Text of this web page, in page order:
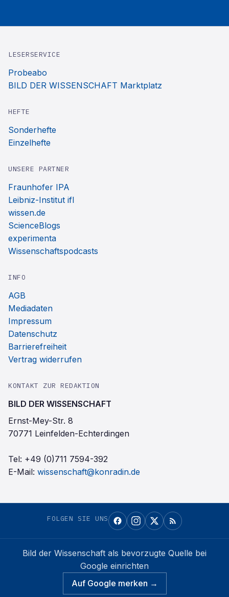
LESERSERVICE
Probeabo
BILD DER WISSENSCHAFT Marktplatz
HEFTE
Sonderhefte
Einzelhefte
UNSERE PARTNER
Fraunhofer IPA
Leibniz-Institut ifl
wissen.de
ScienceBlogs
experimenta
Wissenschaftspodcasts
INFO
AGB
Mediadaten
Impressum
Datenschutz
Barrierefreiheit
Vertrag widerrufen
KONTAKT ZUR REDAKTION
BILD DER WISSENSCHAFT
Ernst-Mey-Str. 8
70771 Leinfelden-Echterdingen
Tel: +49 (0)711 7594-392
E-Mail: wissenschaft@konradin.de
FOLGEN SIE UNS
Bild der Wissenschaft als bevorzugte Quelle bei
Google einrichten
Auf Google merken →